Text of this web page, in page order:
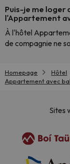
Puis-je me loger
l'Appartement
À l'hôtel
de compagnie ne
Homepage Hôtel
Appartement avec
Sites